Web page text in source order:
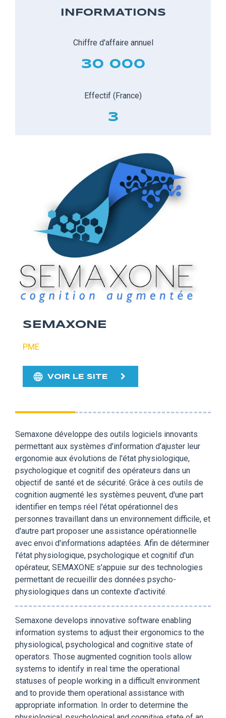
INFORMATIONS
Chiffre d'affaire annuel
30 000
Effectif (France)
3
SEMAXONE
PME
VOIR LE SITE
Semaxone développe des outils logiciels innovants
permettant aux systèmes d'information d'ajuster leur
ergonomie aux évolutions de l'état physiologique,
psychologique et cognitif des opérateurs dans un
objectif de santé et de sécurité. Grâce à ces outils de
cognition augmenté les systèmes peuvent, d'une part
identifier en temps réel l'état opérationnel des
personnes travaillant dans un environnement difficile, et
d'autre part proposer une assistance opérationnelle
avec envoi d'informations adaptées. Afin de déterminer
l'état physiologique, psychologique et cognitif d'un
opérateur, SEMAXONE s'appuie sur des technologies
permettant de recueillir des données psycho-
physiologiques dans un contexte d'activité.
Semaxone develops innovative software enabling
information systems to adjust their ergonomics to the
physiological, psychological and cognitive state of
operators. Those augmented cognition tools allow
systems to identify in real time the operational
statuses of people working in a difficult environment
and to provide them operational assistance with
appropriate information. In order to determine the